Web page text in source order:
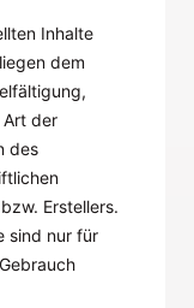
Inhalte
dem
Art der
des
Erstellers.
sind nur für